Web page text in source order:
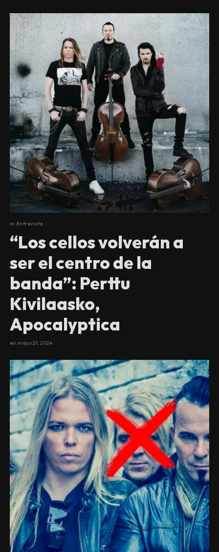
In Entrevista
“Los cellos volverán a
ser el centro de la
banda”: Perttu
Kivilaasko,
Apocalyptica
en mayo 21, 2024